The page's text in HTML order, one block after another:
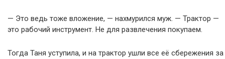
— Это ведь тоже вложение, — нахмурился муж. — Трактор —
это рабочий инструмент. Не для развлечения покупаем.
Тогда Таня уступила, и на трактор ушли все её сбережения за